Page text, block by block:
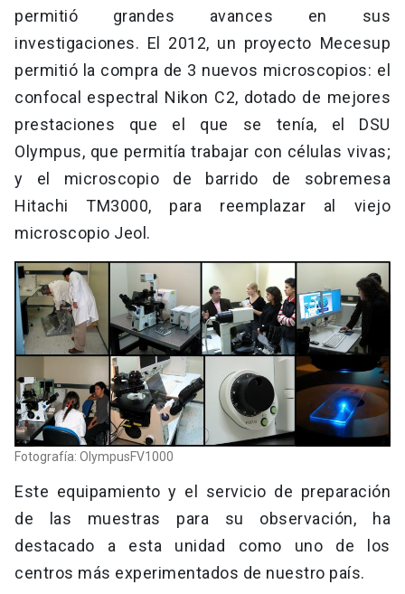
permitió grandes avances en sus
investigaciones. El 2012, un proyecto Mecesup
permitió la compra de 3 nuevos microscopios: el
confocal espectral Nikon C2, dotado de mejores
prestaciones que el que se tenía, el DSU
Olympus, que permitía trabajar con células vivas;
y el microscopio de barrido de sobremesa
Hitachi TM3000, para reemplazar al viejo
microscopio Jeol.
Fotografía: OlympusFV1000
Este equipamiento y el servicio de preparación
de las muestras para su observación, ha
destacado a esta unidad como uno de los
centros más experimentados de nuestro país.